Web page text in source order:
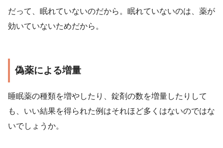
だって、眠れていないのだから。眠れていないのは、薬が
効いていないためだから。
偽薬による増量
睡眠薬の種類を増やしたり、錠剤の数を増量したりして
も、いい結果を得られた例はそれほど多くはないのではな
いでしょうか。